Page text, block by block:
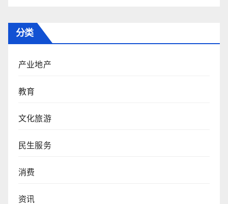
分类
产业地产
教育
文化旅游
民生服务
消费
资讯